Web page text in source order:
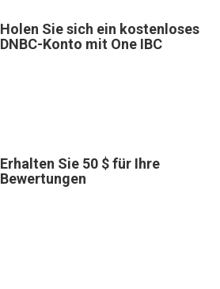
Holen Sie sich ein kostenloses
DNBC-Konto mit One IBC
Erhalten Sie 50 $ für Ihre
Bewertungen